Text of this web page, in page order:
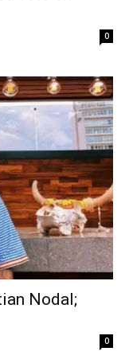
0
Nodal;
0